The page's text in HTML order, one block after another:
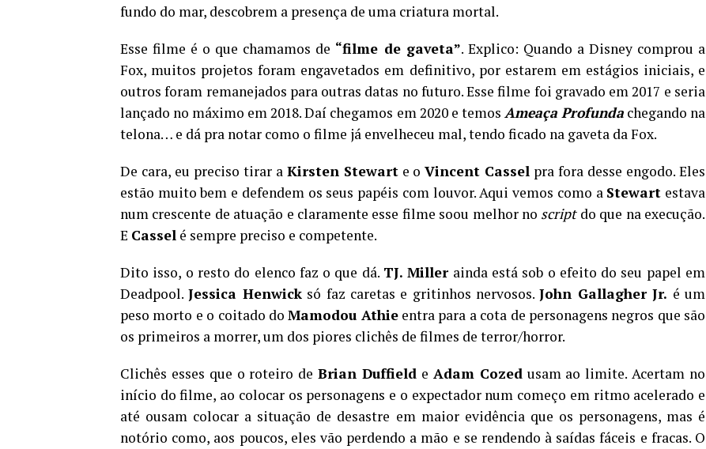
fundo do mar, descobrem a presença de uma criatura mortal.
Esse filme é o que chamamos de “filme de gaveta”. Explico: Quando a Disney comprou a
Fox, muitos projetos foram engavetados em definitivo, por estarem em estágios iniciais, e
outros foram remanejados para outras datas no futuro. Esse filme foi gravado em 2017 e seria
lançado no máximo em 2018. Daí chegamos em 2020 e temos Ameaça Profundachegando na
telona… e dá pra notar como o filme já envelheceu mal, tendo ficado na gaveta da Fox.
De cara, eu preciso tirar a Kirsten Stewarte oVincent Cassel pra fora desse engodo. Eles
estão muito bem e defendem os seus papéis com louvor. Aqui vemos como a Stewart estava
num crescente de atuação e claramente esse filme soou melhor no scriptdo que na execução.
E Cassel é sempre preciso e competente.
Dito isso, o resto do elenco faz o que dá. TJ. Millerainda está sob o efeito do seu papel em
Deadpool.Jessica Henwicksó faz caretas e gritinhos nervosos.John Gallagher Jr. é um
peso morto e o coitado doMamodou Athieentra para a cota de personagens negros que são
os primeiros a morrer, um dos piores clichês de filmes de terror/horror.
Clichês esses que o roteiro deBrian Duffield e Adam Cozedusam ao limite. Acertam no
início do filme, ao colocar os personagens e o expectador num começo em ritmo acelerado e
até ousam colocar a situação de desastre em maior evidência que os personagens, mas é
notório como, aos poucos, eles vão perdendo a mão e se rendendo à saídas fáceis e fracas. O